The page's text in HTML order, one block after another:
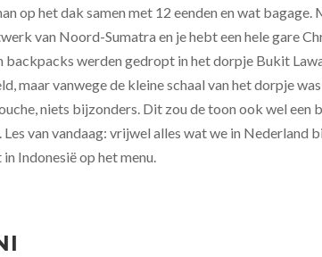
op het dak samen met 12 eenden en wat bagage.
van Noord-Sumatra en je hebt een hele gare
backpacks werden gedropt in het dorpje Bukit
maar vanwege de kleine schaal van het dorpje
niets bijzonders. Dit zou de toon ook wel een
van vandaag: vrijwel alles wat we in Nederland
Indonesië op het menu.